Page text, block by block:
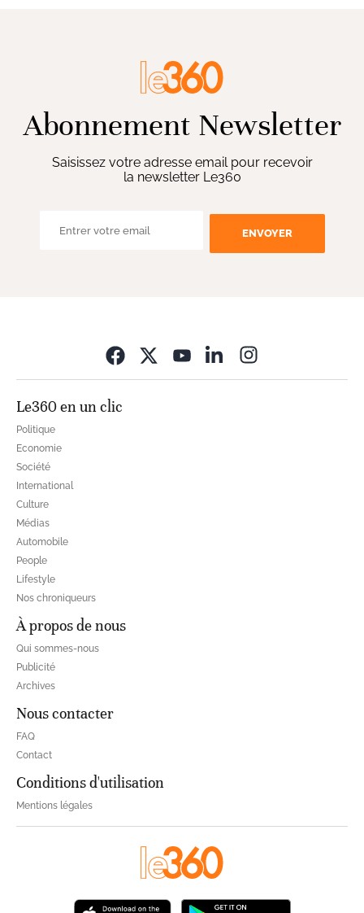
Abonnement Newsletter
Saisissez votre adresse email pour recevoir
la newsletter Le360
ENVOYER
Le360 en un clic
Politique
Economie
Société
International
Culture
Médias
Automobile
People
Lifestyle
Nos chroniqueurs
À propos de nous
Qui sommes-nous
Publicité
Archives
Nous contacter
FAQ
Contact
Conditions d'utilisation
Mentions légales